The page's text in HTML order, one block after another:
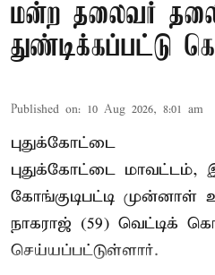
மன்ற தலைவர்
துண்டிக்கப்பட்டு
Published on: 10 Aug 2026, 8:01 am
புதுக்கோட்டை
புதுக்கோட்டை மாவட்டம்,
கோங்குடிபட்டி
நாகராஜ் (59) வெட்டிக்
செய்யப்பட்டுள்ளார்.